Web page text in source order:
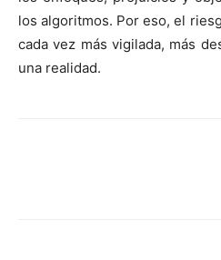
los algoritmos. Por eso, el
cada vez más vigilada, más
una realidad.